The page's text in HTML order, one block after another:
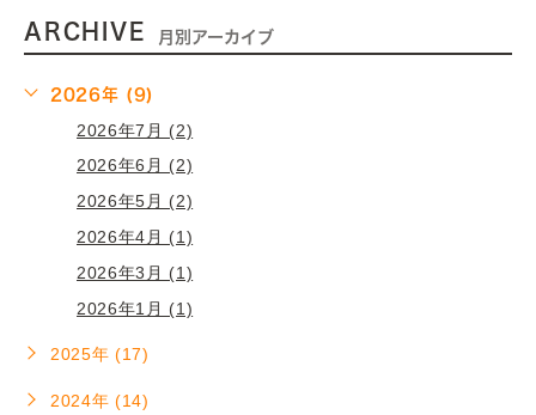
ARCHIVE 月別アーカイブ
2026年 (9)
2026年7月 (2)
2026年6月 (2)
2026年5月 (2)
2026年4月 (1)
2026年3月 (1)
2026年1月 (1)
2025年 (17)
2024年 (14)